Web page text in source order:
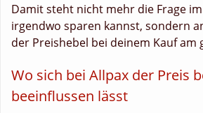
Damit steht nicht mehr die Frage
irgendwo sparen kannst, sondern
der Preishebel bei deinem Kauf am
Wo sich bei Allpax der Preis
beeinflussen lässt